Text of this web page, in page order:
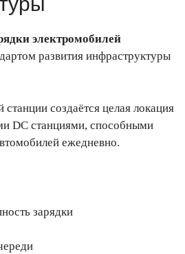
электромобилей
развития инфраструктуры
создаётся целая локация
DC станциями, способными
ежедневно.
зарядки